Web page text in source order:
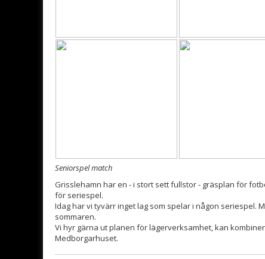
Seniorspel match
Grisslehamn har en - i stort sett fullstor - gräsplan för
för seriespel.
Idag har vi tyvärr inget lag som spelar i någon seriespel.
sommaren.
Vi hyr gärna ut planen för lägerverksamhet, kan
Medborgarhuset.